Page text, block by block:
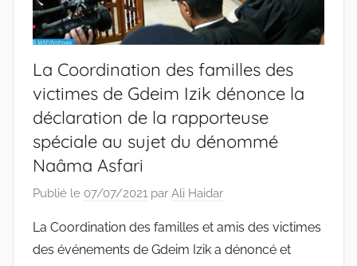
La Coordination des familles des
victimes de Gdeim Izik dénonce la
déclaration de la rapporteuse
spéciale au sujet du dénommé
Naâma Asfari
Publié le 07/07/2021 par Ali Haidar
La Coordination des familles et amis des victimes
des événements de Gdeim Izik a dénoncé et